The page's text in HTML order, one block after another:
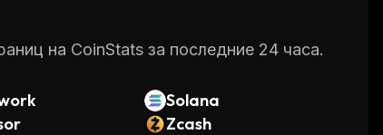
на CoinStats за последние 24 часа.
Solana
Zcash